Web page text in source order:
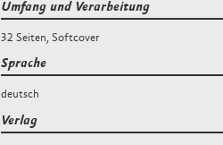
Umfang und Verarbeitung
32 Seiten,Softcover
Sprache
deutsch
Verlag